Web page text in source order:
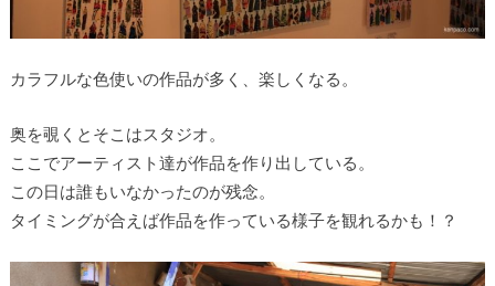
カラフルな色使いの作品が多く、楽しくなる。
奥を覗くとそこはスタジオ。
ここでアーティスト達が作品を作り出している。
この日は誰もいなかったのが残念。
タイミングが合えば作品を作っている様子を観れるかも！？